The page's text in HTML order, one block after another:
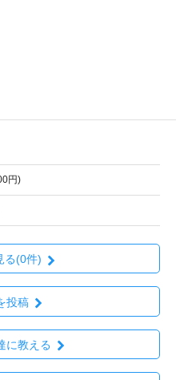
円)
る(0件)
投稿
に教える